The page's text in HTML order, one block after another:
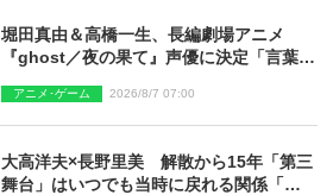
堀田真由＆高橋一生、長編劇場アニメ
『ghost／夜の果て』声優に決定「言葉に
た」
アニメ･ゲーム 2026/8/7 07:00
大高洋夫×長野里美 解散から15年「第三
舞台」はいつでも当時に戻れる関係「や